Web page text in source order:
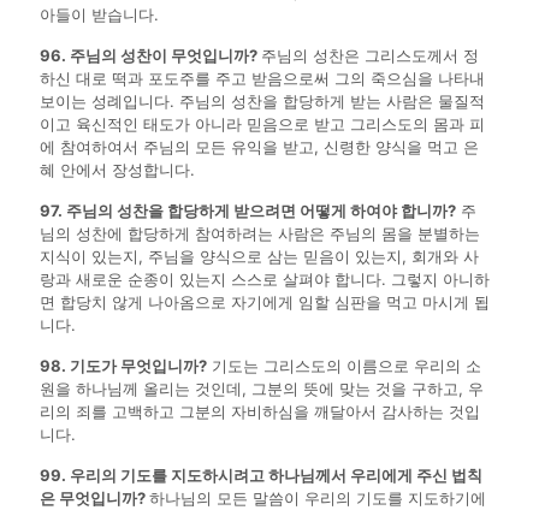
아들이 받습니다.
96. 주님의 성찬이 무엇입니까? 주님의 성찬은 그리스도께서 정
하신 대로 떡과 포도주를 주고 받음으로써 그의 죽으심을 나타내
보이는 성례입니다. 주님의 성찬을 합당하게 받는 사람은 물질적
이고 육신적인 태도가 아니라 믿음으로 받고 그리스도의 몸과 피
에 참여하여서 주님의 모든 유익을 받고, 신령한 양식을 먹고 은
혜 안에서 장성합니다.
97. 주님의 성찬을 합당하게 받으려면 어떻게 하여야 합니까? 주
님의 성찬에 합당하게 참여하려는 사람은 주님의 몸을 분별하는
지식이 있는지, 주님을 양식으로 삼는 믿음이 있는지, 회개와 사
랑과 새로운 순종이 있는지 스스로 살펴야 합니다. 그렇지 아니하
면 합당치 않게 나아옴으로 자기에게 임할 심판을 먹고 마시게 됩
니다.
98. 기도가 무엇입니까? 기도는 그리스도의 이름으로 우리의 소
원을 하나님께 올리는 것인데, 그분의 뜻에 맞는 것을 구하고, 우
리의 죄를 고백하고 그분의 자비하심을 깨달아서 감사하는 것입
니다.
99. 우리의 기도를 지도하시려고 하나님께서 우리에게 주신 법칙
은 무엇입니까?하나님의 모든 말씀이 우리의 기도를 지도하기에